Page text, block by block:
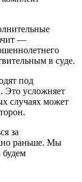
—
в суде.
под
Это усложняет
случаях может
за
раньше. Мы
будем